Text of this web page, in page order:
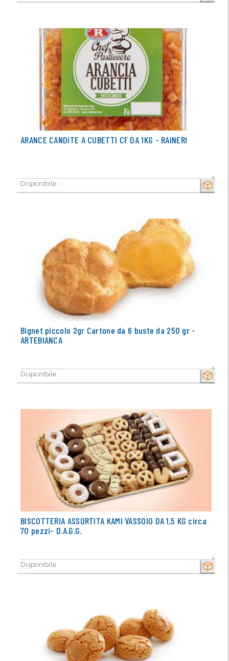
SECCO
ARANCE CANDITE A CUBETTI CF DA 1KG - RAINERI
Disponibile
SECCO
Bignet piccolo 2gr Cartone da 6 buste da 250 gr -
ARTEBIANCA
Disponibile
SECCO
BISCOTTERIA ASSORTITA KAMI VASSOIO DA 1,5 KG circa
70 pezzi- D.A.G.G.
Disponibile